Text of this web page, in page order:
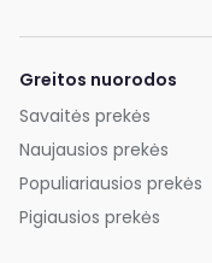
Greitos nuorodos
Savaitės prekės
Naujausios prekės
Populiariausios prekės
Pigiausios prekės